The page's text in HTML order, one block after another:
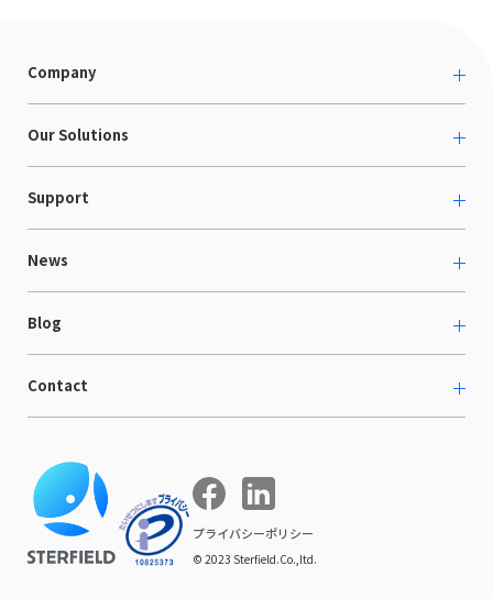
Company
About us
カルチャー
採用情報
Our Solutions
越境ECコンサルティング
Shopee支援
LaunchCart
海外向けホームページ制作
COMPE NAVI
Support
お役立ち資料
セミナー情報
News
プレスリリース
イベント
ニュース
Blog
ECブログ
開発ブログ
イベントレポート
Contact
プライバシーポリシー
© 2023 Sterfield.Co.,ltd.